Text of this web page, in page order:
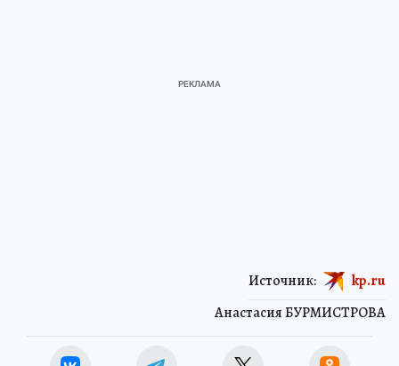
Анастасия БУРМИСТРОВА
Источник: kp.ru